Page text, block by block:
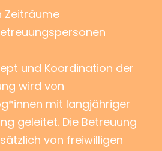
Zeiträume
und Koordination der
wird von
mit langjähriger
geleitet. Die Betreuung
von freiwilligen